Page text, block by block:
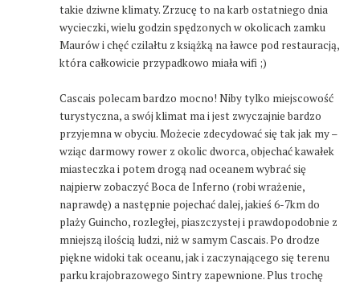
takie dziwne klimaty. Zrzucę to na karb ostatniego dnia
wycieczki, wielu godzin spędzonych w okolicach zamku
Maurów i chęć czilałtu z książką na ławce pod restauracją,
która całkowicie przypadkowo miała wifi ;)
Cascais polecam bardzo mocno! Niby tylko miejscowość
turystyczna, a swój klimat ma i jest zwyczajnie bardzo
przyjemna w obyciu. Możecie zdecydować się tak jak my –
wziąc darmowy rower z okolic dworca, objechać kawałek
miasteczka i potem drogą nad oceanem wybrać się
najpierw zobaczyć Boca de Inferno (robi wrażenie,
naprawdę) a następnie pojechać dalej, jakieś 6-7km do
plaży Guincho, rozległej, piaszczystej i prawdopodobnie z
mniejszą ilością ludzi, niż w samym Cascais. Po drodze
piękne widoki tak oceanu, jak i zaczynającego się terenu
parku krajobrazowego Sintry zapewnione. Plus trochę